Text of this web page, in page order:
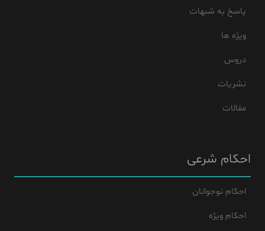
پاسخ به شبهات
ویژه ها
دروس
نشریات
مقالات
احکام شرعی
احکام نوجوانان
احکام ویژه